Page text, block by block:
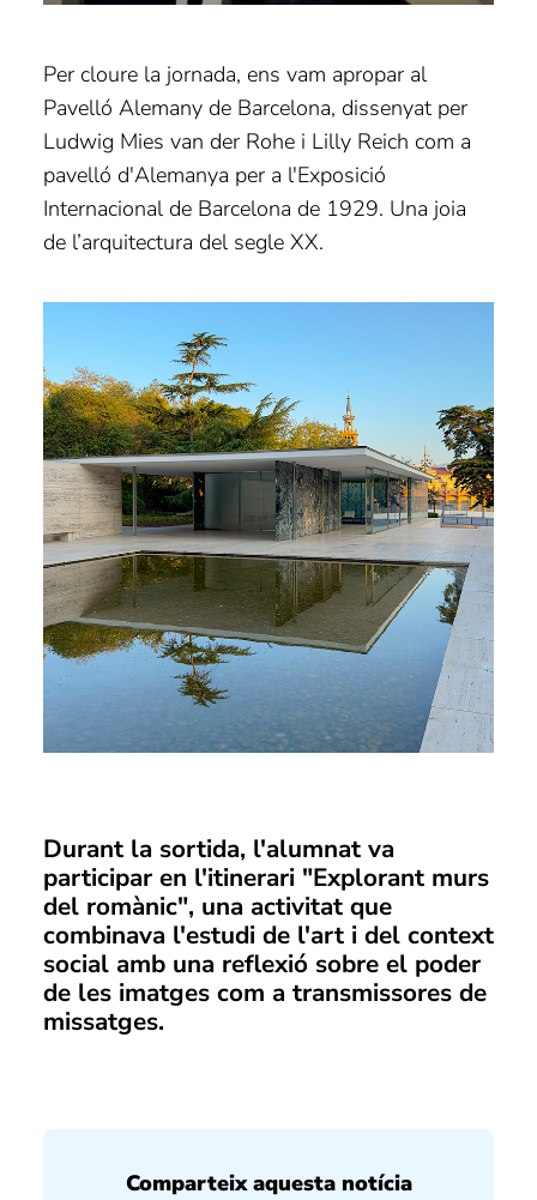
Per cloure la jornada, ens vam apropar al
Pavelló Alemany de Barcelona, dissenyat per
Ludwig Mies van der Rohe i Lilly Reich com a
pavelló d'Alemanya per a l'Exposició
Internacional de Barcelona de 1929. Una joia
de l’arquitectura del segle XX.
Durant la sortida, l'alumnat va
participar en l'itinerari "Explorant murs
del romànic", una activitat que
combinava l'estudi de l'art i del context
social amb una reflexió sobre el poder
de les imatges com a transmissores de
missatges.
Comparteix aquesta notícia